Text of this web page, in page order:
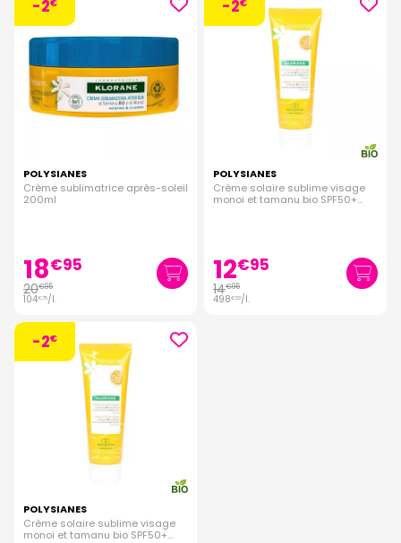
-2€
POLYSIANES
Crème sublimatrice après-soleil
200ml
18€95
20€95
104€75/l.
-2€
POLYSIANES
Crème solaire sublime visage
monoi et tamanu bio SPF50+
12€95
14€95
498€33/l.
-2€
POLYSIANES
Crème solaire sublime visage
monoi et tamanu bio SPF50+